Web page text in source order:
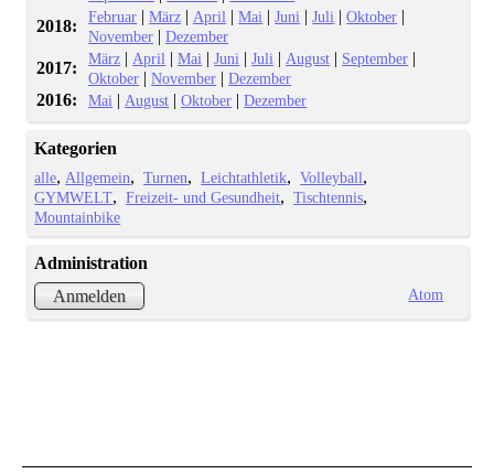
2018: Februar |März |April |Mai |Juni |Juli |Oktober
November |Dezember
2017: März |April |Mai |Juni |Juli |August September
Oktober |November |Dezember
2016: Mai |August |Oktober |Dezember
Kategorien
alle Allgemein Turnen Leichtathletik
Volleyball
GYMWELT
Freizeit- und Gesundheit
Tischtennis
Mountainbike
Administration
Anmelden
Atom